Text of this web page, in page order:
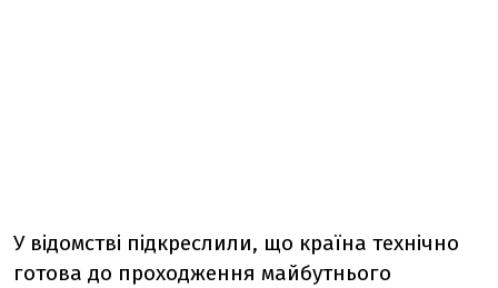
У відомстві підкреслили, що країна технічно
готова до проходження майбутнього